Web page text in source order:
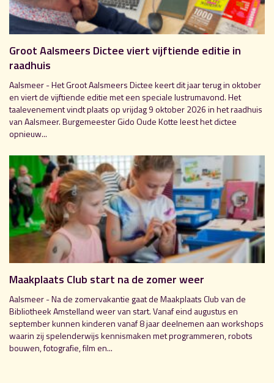
Groot Aalsmeers Dictee viert vijftiende editie in
raadhuis
Aalsmeer - Het Groot Aalsmeers Dictee keert dit jaar terug in oktober
en viert de vijftiende editie met een speciale lustrumavond. Het
taalevenement vindt plaats op vrijdag 9 oktober 2026 in het raadhuis
van Aalsmeer. Burgemeester Gido Oude Kotte leest het dictee
opnieuw...
Maakplaats Club start na de zomer weer
Aalsmeer - Na de zomervakantie gaat de Maakplaats Club van de
Bibliotheek Amstelland weer van start. Vanaf eind augustus en
september kunnen kinderen vanaf 8 jaar deelnemen aan workshops
waarin zij spelenderwijs kennismaken met programmeren, robots
bouwen, fotografie, film en...